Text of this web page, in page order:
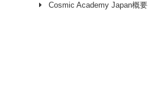
Cosmic Academy Japan概要